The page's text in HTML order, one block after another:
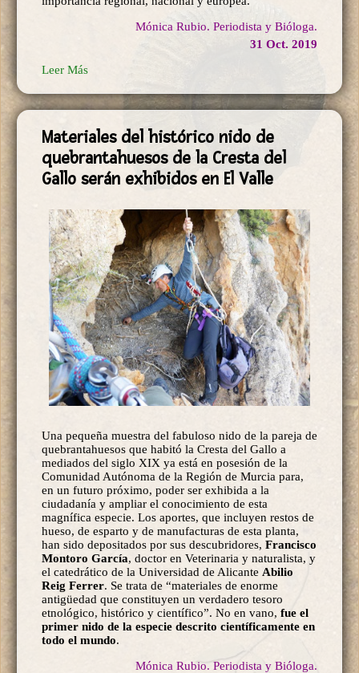
Mónica Rubio. Periodista y Bióloga.
31 Oct. 2019
Leer Más
Materiales del histórico nido de
quebrantahuesos de la Cresta del
Gallo serán exhibidos en El Valle
Una pequeña muestra del fabuloso nido de la pareja de
quebrantahuesos que habitó la Cresta del Gallo a
mediados del siglo XIX ya está en posesión de la
Comunidad Autónoma de la Región de Murcia para,
en un futuro próximo, poder ser exhibida a la
ciudadanía y ampliar el conocimiento de esta
magnífica especie. Los aportes, que incluyen restos de
hueso, de esparto y de manufacturas de esta planta,
han sido depositados por sus descubridores, Francisco
Montoro García, doctor en Veterinaria y naturalista, y
el catedrático de la Universidad de Alicante Abilio
Reig Ferrer. Se trata de “materiales de enorme
antigüedad que constituyen un verdadero tesoro
etnológico, histórico y científico”. No en vano, fue el
primer nido de la especie descrito científicamente en
todo el mundo.
Mónica Rubio. Periodista y Bióloga.